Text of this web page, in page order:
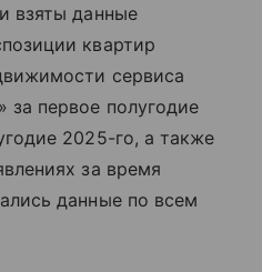
взяты данные
квартир
сервиса
первое полугодие
2025-го, а также
за время
данные по всем